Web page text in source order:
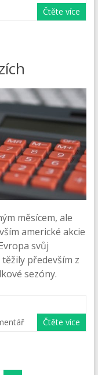
Čtěte více
měsícem, ale
americké akcie
svůj
především z
sezóny.
Čtěte více